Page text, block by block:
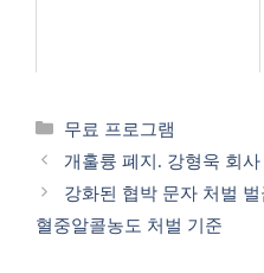
카
테
리
무료 프로그램
개훌륭 폐지. 강형욱 회
강화된 협박 문자 처벌
혈중알콜농도 처벌 기준